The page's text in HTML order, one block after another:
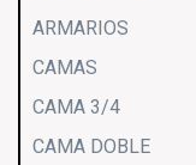
ARMARIOS
CAMAS
CAMA 3/4
CAMA DOBLE